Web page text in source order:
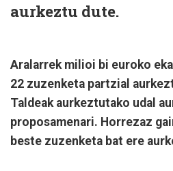
aurkeztu dute.
Aralarrek milioi bi euroko
22 zuzenketa partzial
Taldeak aurkeztutako udal
proposamenari. Horrezaz
beste zuzenketa bat ere